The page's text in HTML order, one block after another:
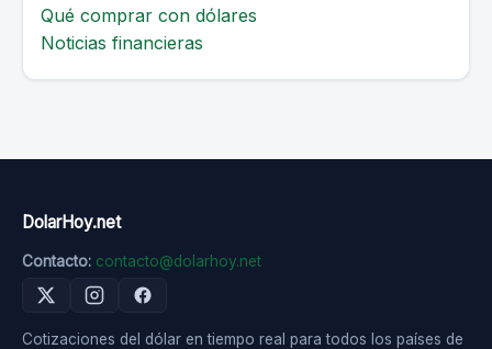
Qué comprar con dólares
Noticias financieras
DolarHoy.net
Contacto: contacto@dolarhoy.net
Cotizaciones del dólar en tiempo real para todos los países de